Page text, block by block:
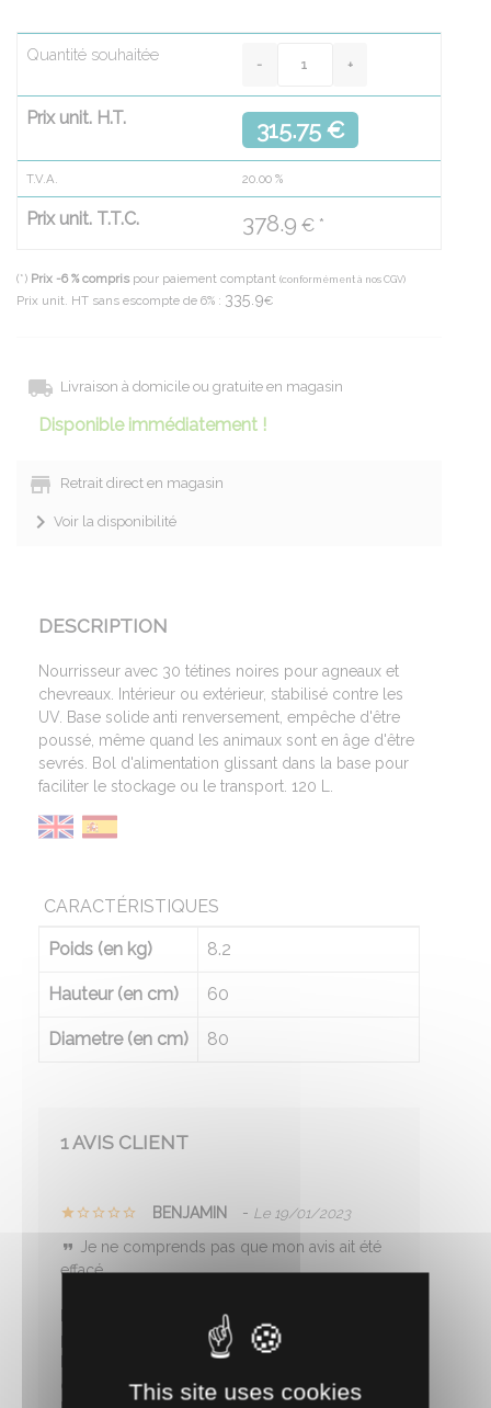
Quantité souhaitée
Prix unit. H.T. 315.75 €
T.V.A. 20.00 %
Prix unit. T.T.C. 378.9 € *
(*) Prix -6 % compris pour paiement comptant (conformément à nos CGV)
Prix unit. HT sans escompte de 6% : 335.9€
Livraison à domicile ou gratuite en magasin
Disponible immédiatement !
Retrait direct en magasin
Voir la disponibilité
DESCRIPTION
Nourrisseur avec 30 tétines noires pour agneaux et
chevreaux. Intérieur ou extérieur, stabilisé contre les
UV. Base solide anti renversement, empêche d'être
poussé, même quand les animaux sont en âge d'être
sevrés. Bol d'alimentation glissant dans la base pour
faciliter le stockage ou le transport. 120 L.
CARACTÉRISTIQUES
Poids (en kg) 8.2
Hauteur (en cm) 60
Diametre (en cm) 80
1 AVIS CLIENT
BENJAMIN - Le 19/01/2023
Je ne comprends pas que mon avis ait été
effacé.
Pour le prix je ne recommande absolument
pas ce produit, ce n'est pas pratique du tout.
Les tétines sont bien trop basses, prévoir un
couvercle.This site uses cookies